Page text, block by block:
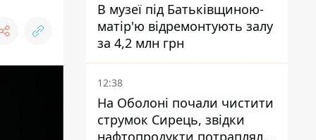
В музеї під Батьківщиною-
матір'ю відремонтують залу
за 4,2 млн грн
12:38
На Оболоні почали чистити
струмок Сирець, звідки
нафтопродукти потрапляли